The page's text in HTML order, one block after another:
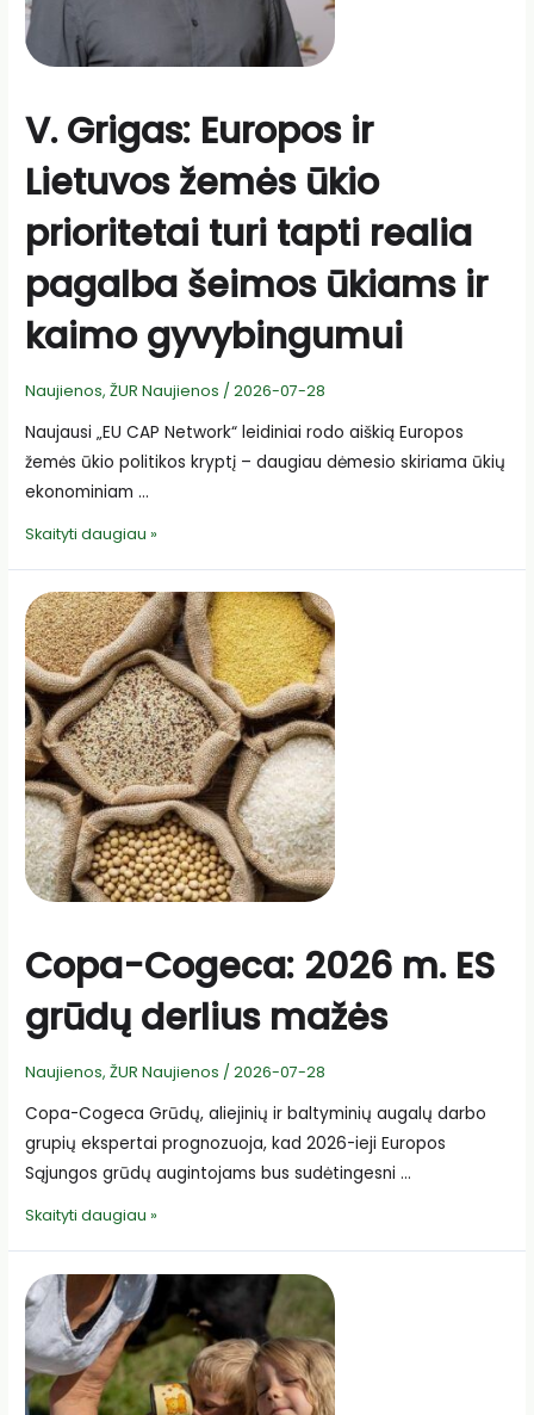
V. Grigas: Europos ir
Lietuvos žemės ūkio
prioritetai turi tapti realia
pagalba šeimos ūkiams ir
kaimo gyvybingumui
Naujienos,ŽUR Naujienos /2026-07-28
Naujausi „EU CAP Network“ leidiniai rodo aiškią Europos
žemės ūkio politikos kryptį – daugiau dėmesio skiriama ūkių
ekonominiam …
V.
Europos
ir
Lietuvos
žemės
ūkio
prioritetai
turi
tapti
realia
pagalba
šeimos
ūkiams
gyvybingumui
Skaityti daugiau »
Copa-Cogeca: 2026 m. ES
grūdų derlius mažės
Naujienos,ŽUR Naujienos /2026-07-28
Copa-Cogeca Grūdų, aliejinių ir baltyminių augalų darbo
grupių ekspertai prognozuoja, kad 2026-ieji Europos
Sąjungos grūdų augintojams bus sudėtingesni …
Copa-
m.
ES
grūdų
derlius
mažės
Skaityti daugiau »